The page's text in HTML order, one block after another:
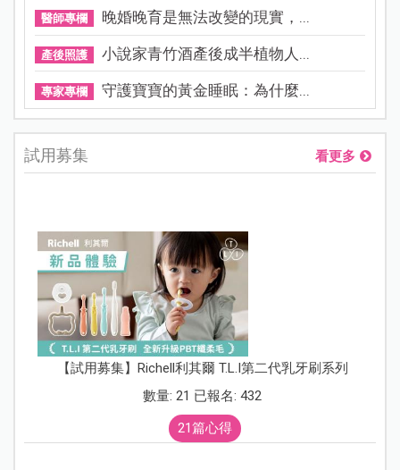
醫師專欄 晚婚晚育是無法改變的現實，...
產後照護 小說家青竹酒產後成半植物人...
專家專欄 守護寶寶的黃金睡眠：為什麼...
試用募集 看更多
【試用募集】Richell利其爾 T.L.I第二代乳牙刷系列
數量: 21 已報名: 432
21篇心得